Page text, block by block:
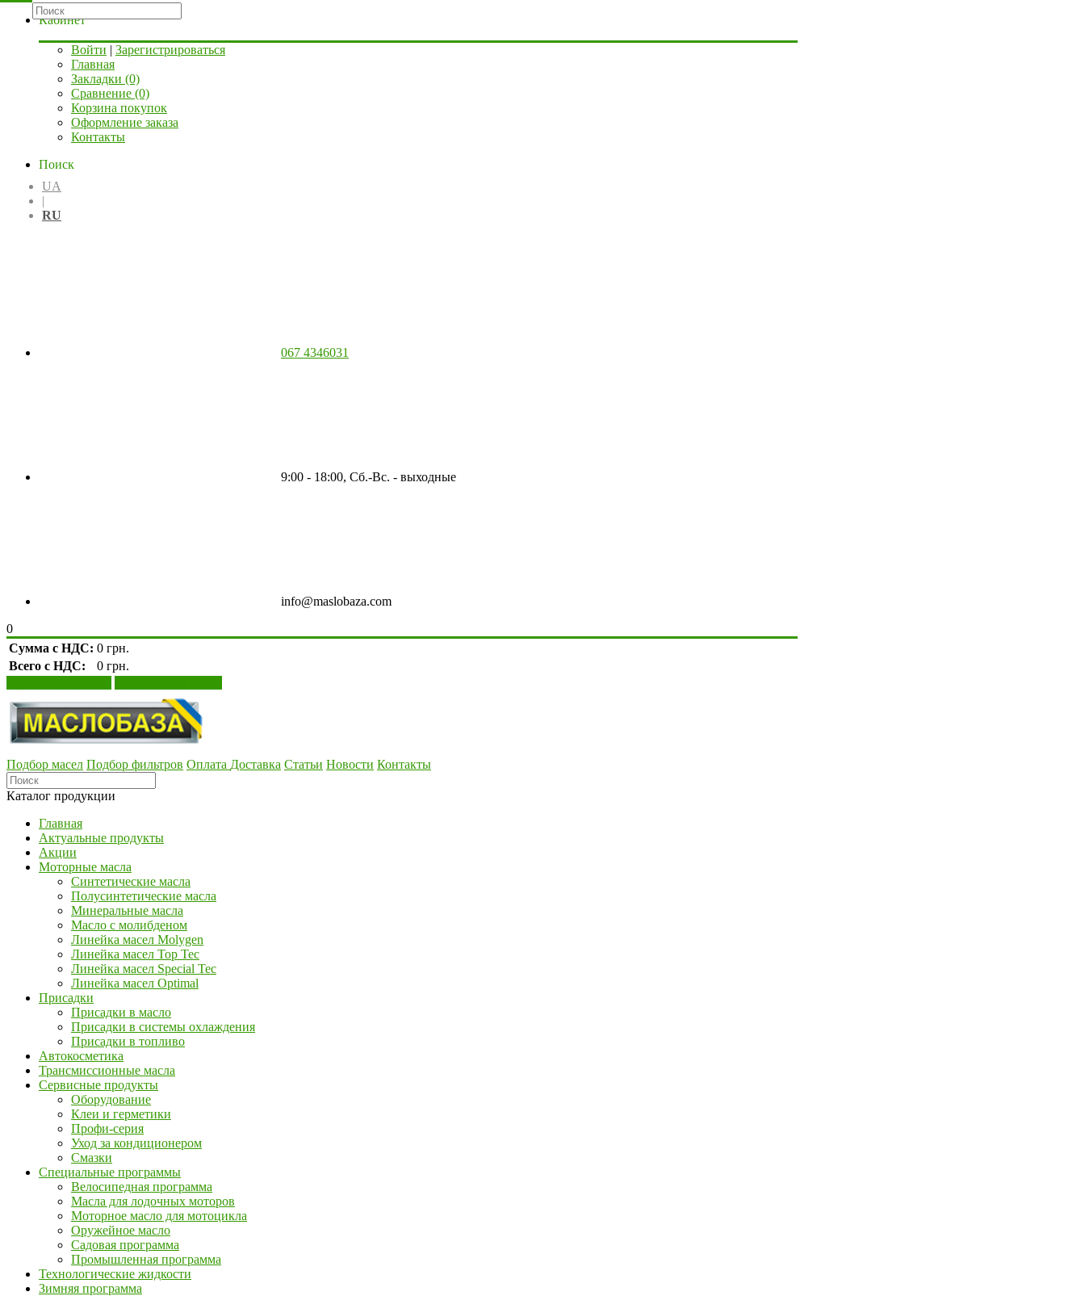
Кабинет
Войти | Зарегистрироваться
Главная
Закладки (0)
Сравнение (0)
Корзина покупок
Оформление заказа
Контакты
Поиск
UA
|
RU
067 4346031
9:00 - 18:00, Сб.-Вс. - выходные
info@maslobaza.com
0
Сумма с НДС: 0 грн.
Всего с НДС:
0 грн.
Подбор масел Подбор фильтров Оплата Доставка Статьи Новости Контакты
Каталог продукции
Главная
Актуальные продукты
Акции
Моторные масла
Синтетические масла
Полусинтетические масла
Минеральные масла
Масло с молибденом
Линейка масел Molygen
Линейка масел Top Tec
Линейка масел Special Tec
Линейка масел Optimal
Присадки
Присадки в масло
Присадки в системы охлаждения
Присадки в топливо
Автокосметика
Трансмиссионные масла
Сервисные продукты
Оборудование
Клеи и герметики
Профи-серия
Уход за кондиционером
Смазки
Специальные программы
Велосипедная программа
Масла для лодочных моторов
Моторное масло для мотоцикла
Оружейное масло
Садовая программа
Промышленная программа
Технологические жидкости
Зимняя программа